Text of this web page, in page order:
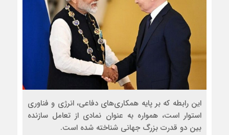
این رابطه که بر پایه همکاری‌های دفاعی، انرژی و فناوری
استوار است، همواره به عنوان نمادی از تعامل سازنده
بین دو قدرت بزرگ جهانی شناخته شده است.